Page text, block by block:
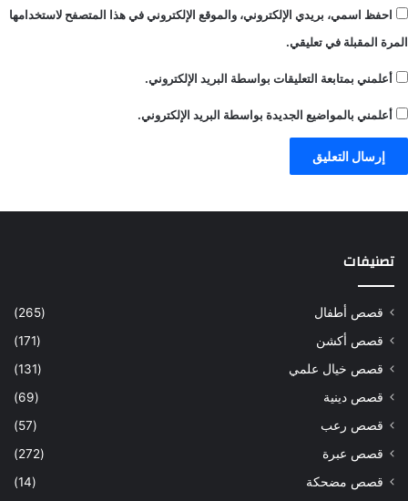
احفظ اسمي، بريدي الإلكتروني، والموقع الإلكتروني في هذا المتصفح لاستخدامها
المرة المقبلة في تعليقي.
أعلمني بمتابعة التعليقات بواسطة البريد الإلكتروني.
أعلمني بالمواضيع الجديدة بواسطة البريد الإلكتروني.
تصنيفات
قصص أطفال
(265)
قصص أكشن
(171)
قصص خيال علمي
(131)
قصص دينية
(69)
قصص رعب
(57)
قصص عبرة
(272)
قصص مضحكة
(14)